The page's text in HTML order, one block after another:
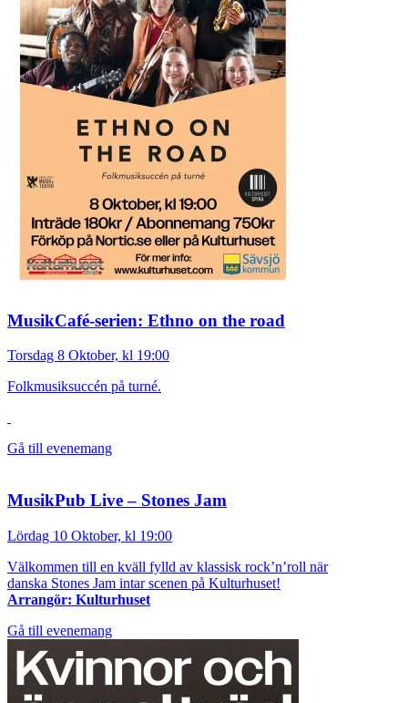
MusikCafé-serien: Ethno on the road
Torsdag 8 Oktober, kl 19:00
Folkmusiksuccén på turné.
Gå till evenemang
MusikPub Live – Stones Jam
Lördag 10 Oktober, kl 19:00
Välkommen till en kväll fylld av klassisk rock’n’roll när
danska Stones Jam intar scenen på Kulturhuset!
Arrangör: Kulturhuset
Gå till evenemang